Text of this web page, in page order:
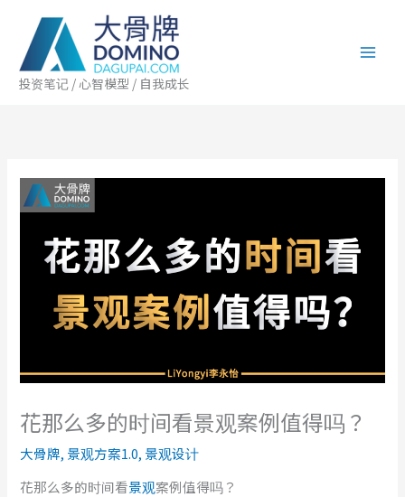
投资笔记 / 心智模型 / 自我成长
花那么多的时间看景观案例值得吗？
大骨牌, 景观方案1.0, 景观设计
花那么多的时间看景观案例值得吗？